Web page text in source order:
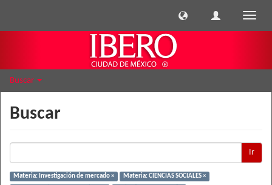
Buscar
Buscar
Ir
Materia: Investigación de mercado ×
Materia: CIENCIAS SOCIALES ×